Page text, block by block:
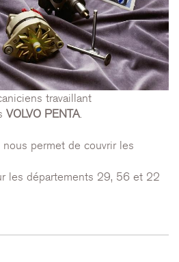
travaillant
VOLVO PENTA.
permet de couvrir les
les départements 29, 56 et 22